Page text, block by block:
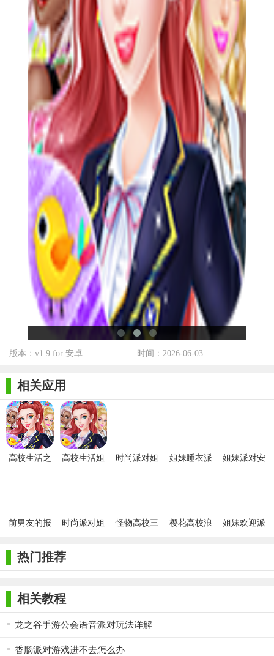
2. 合理分配时间：在学业、社交、时尚等方面找到平衡，避
免某一方面过度投入导致其他方面落后。
3. 参与社团活动：加入感兴趣的社团，不仅能提升相关技
能，还能结识更多志同道合的朋友。
4. 关注时尚趋势：定期浏览商店或参加时尚活动，了解最新
时尚趋势，为自己的角色购买时尚单品。
5. 建立良好关系：与室友、同学等角色保持良好的关系，能
解锁更多隐藏剧情与任务。
【高校生活之姐妹派对手机版点评】
《高校生活之姐妹派对》以其丰富的游戏内容、高度的自由
度与深度社交系统受到了广大玩家的喜爱。游戏不仅让玩家体验
到了大学生活的丰富多彩，还通过时尚装扮等元素让玩家感受到
了时尚的魅力。此外，游戏中的剧情与任务设计也十分精巧，让
玩家在享受游戏的同时也能体验到成长的乐趣。
版本：v1.9 for 安卓 时间：2026-06-03
相关应用
高校生活之
高校生活姐
时尚派对姐
姐妹睡衣派
姐妹派对安
前男友的报
爱分手手册3
安卓版
时尚派对姐
怪物高校三
樱花高校浪
姐妹欢迎派
热门推荐
相关教程
龙之谷手游公会语音派对玩法详解
香肠派对游戏进不去怎么办